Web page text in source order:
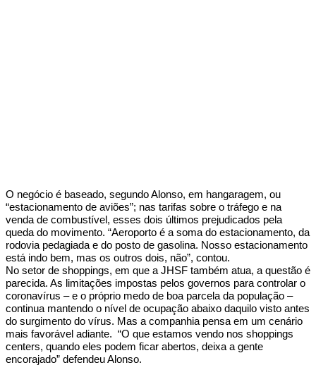
O negócio é baseado, segundo Alonso, em hangaragem, ou
“estacionamento de aviões”; nas tarifas sobre o tráfego e na
venda de combustível, esses dois últimos prejudicados pela
queda do movimento. “Aeroporto é a soma do estacionamento, da
rodovia pedagiada e do posto de gasolina. Nosso estacionamento
está indo bem, mas os outros dois, não”, contou.
No setor de shoppings, em que a JHSF também atua, a questão é
parecida. As limitações impostas pelos governos para controlar o
coronavírus – e o próprio medo de boa parcela da população –
continua mantendo o nível de ocupação abaixo daquilo visto antes
do surgimento do vírus. Mas a companhia pensa em um cenário
mais favorável adiante. “O que estamos vendo nos shoppings
centers, quando eles podem ficar abertos, deixa a gente
encorajado” defendeu Alonso.